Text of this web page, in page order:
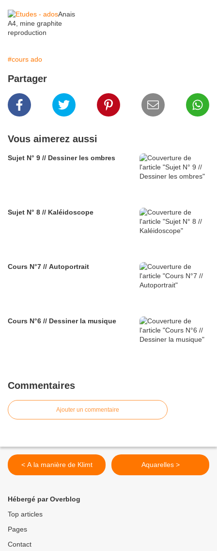
Anais
A4, mine graphite
reproduction
#cours ado
Partager
Vous aimerez aussi
Sujet N° 9 // Dessiner les ombres
Sujet N° 8 // Kaléidoscope
Cours N°7 // Autoportrait
Cours N°6 // Dessiner la musique
Commentaires
Ajouter un commentaire
< A la manière de Klimt Aquarelles >
Hébergé par Overblog
Top articles
Pages
Contact